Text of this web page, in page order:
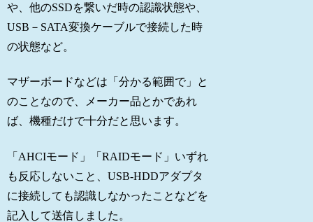
や、他のSSDを繋いだ時の認識状態や、
USB－SATA変換ケーブルで接続した時
の状態など。
マザーボードなどは「分かる範囲で」と
のことなので、メーカー品とかであれ
ば、機種だけで十分だと思います。
「AHCIモード」「RAIDモード」いずれ
も反応しないこと、USB-HDDアダプタ
に接続しても認識しなかったことなどを
記入して送信しました。